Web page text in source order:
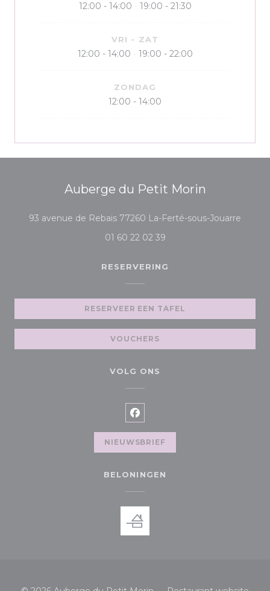
12:00 - 14:00 • 19:00 - 21:30
VRI - ZAT
12:00 - 14:00 • 19:00 - 22:00
ZONDAG
12:00 - 14:00
Auberge du Petit Morin
93 avenue de Rebais 77260 La-Ferté-sous-Jouarre
01 60 22 02 39
RESERVERING
RESERVEER EEN TAFEL
VOUCHERS
VOLG ONS
Facebook ((opent in een
NIEUWSBRIEF
BELONINGEN